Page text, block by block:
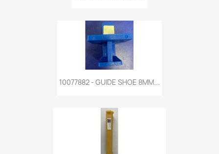
10077882 - GUIDE SHOE 8MM...